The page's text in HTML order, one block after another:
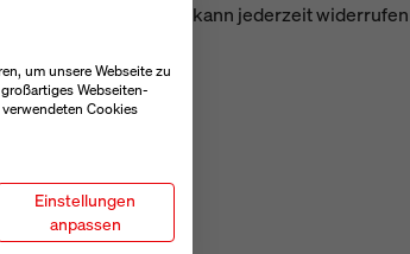
Diese Einwilligung kann jederzeit
um unsere Webseite zu
Webseiten-
Cookies
Einstellungen
anpassen